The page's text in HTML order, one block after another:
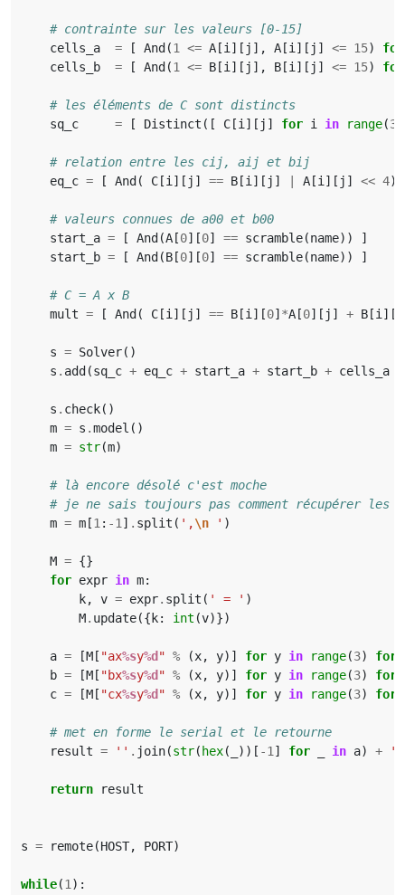
# contrainte sur les valeurs [0-15]
cells_a
= [ And (1 <= A [i ][ j ], A [i ][ j ] <= 15)
for
cells_b
= [ And (1 <= B [i ][ j ], B [i ][ j ] <= 15) for
# les éléments de C sont distincts
sq_c
= [ Distinct ([ C [i ][ j ] for i in range(3
# relation entre les cij, aij et bij
eq_c = [ And ( C [i ][ j ] == B [i ][ j ] A [i ][ j ] << 4)
# valeurs connues de a00 et b00
start_a = [ And (A [0][0] == scramble(name))
]
start_b = [ And (B [0][0] == scramble(name)) ]
# C = A x B
mult = [ And ( C [i ][ j ] == B [i ][0] *A [0][ j ] + B [i ][
s = Solver()
s . add (sq_c + eq_c + start_a + start_b + cells_a
s . check()
m = s .model ()
m = str(m)
# là encore désolé c'est moche
# je ne sais toujours pas comment récupérer les
m = m [1 : -1 ] . split ( ',\n ' )
M = {}
for expr in m:
k, v = expr. split ( ' = ' )
M. update({ k: int (v)})
a = [M [ "ax%sy%d " % (x, y)] for y in range(3) for
b = [M [ "bx%sy%d " % (x, y)] for y in range(3) for
c = [M [ "cx%sy%d " % (x, y)] for y in range(3) for
# met en forme le serial et le retourne
result = '' . join(str( hex( ))[ -1 ] for in a) + ''
return result
s = remote(HOST, PORT)
while(1 ):